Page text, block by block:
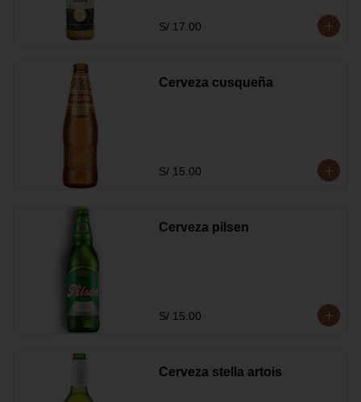
S/ 17.00
Cerveza cusqueña
S/ 15.00
Cerveza pilsen
S/ 15.00
Cerveza stella artois